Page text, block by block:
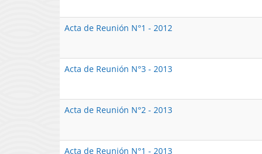
Acta de Reunión N°1 - 2012
Acta de Reunión N°3 - 2013
Acta de Reunión N°2 - 2013
Acta de Reunión N°1 - 2013